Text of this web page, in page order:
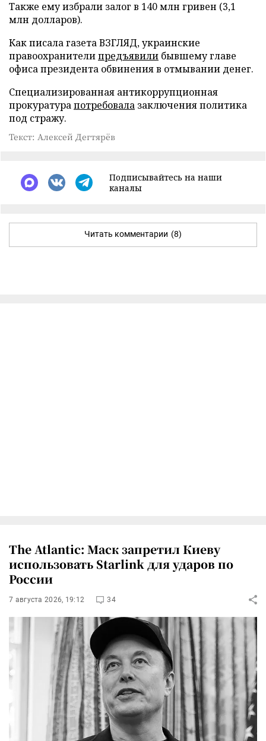
Также ему избрали залог в 140 млн гривен (3,1
млн долларов).
Как писала газета ВЗГЛЯД, украинские
правоохранителипредъявили бывшему главе
офиса президента обвинения в отмывании денег.
Специализированная антикоррупционная
прокуратурапотребовала заключения политика
под стражу.
Текст: Алексей Дегтярёв
Подписывайтесь на наши
каналы
Читать комментарии (8)
The Atlantic: Маск запретил Киеву
использовать Starlink для ударов по
России
7 августа 2026, 19:12 34